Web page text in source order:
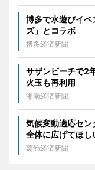
博多で水遊びイ
ズ」とコラボ
博多経済新聞
サザンビーチで2
火玉も再利用
湘南経済新聞
気候変動適応セ
全体に広げてほし
葛飾経済新聞